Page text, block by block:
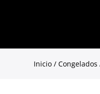
Inicio /Congelados